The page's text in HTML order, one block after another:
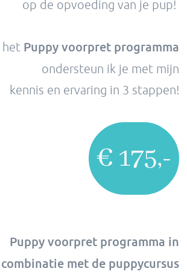
op de opvoeding van je pup!
Puppy voorpret programma
ondersteun ik je met mijn
kennis en ervaring in 3 stappen!
€ 175,-
Puppy voorpret programma in
combinatie met de puppycursus